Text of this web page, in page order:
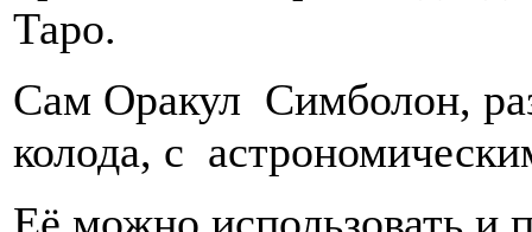
Таро.
Сам Оракул Симболон,
колода, с